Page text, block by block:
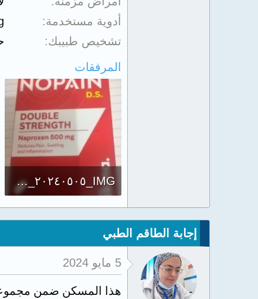
أدوية مستخدمة
تشخيص طبيبك
المرفقات
IMG_٢٠٢٤٠٥٠٥_١٧١٧١٧.jpg
543.5 KB · المشاهدات: 1,589
إجابة الطاقم الطبي
5 مايو 2024
هذا المسكن ضمن مجموعه